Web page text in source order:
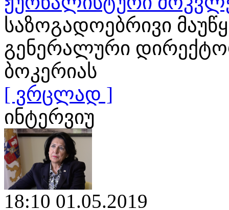
საზოგადოებრივი
გენერალური
ბოკერიას
[ ვრცლად ]
ინტერვიუ
18:10 01.05.2019